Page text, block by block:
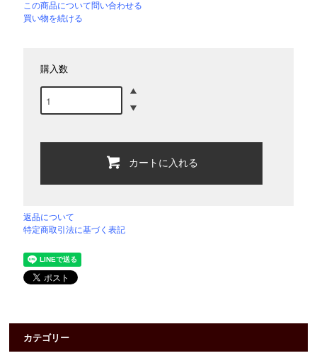
この商品について問い合わせる
買い物を続ける
購入数
カートに入れる
返品について
特定商取引法に基づく表記
カテゴリー